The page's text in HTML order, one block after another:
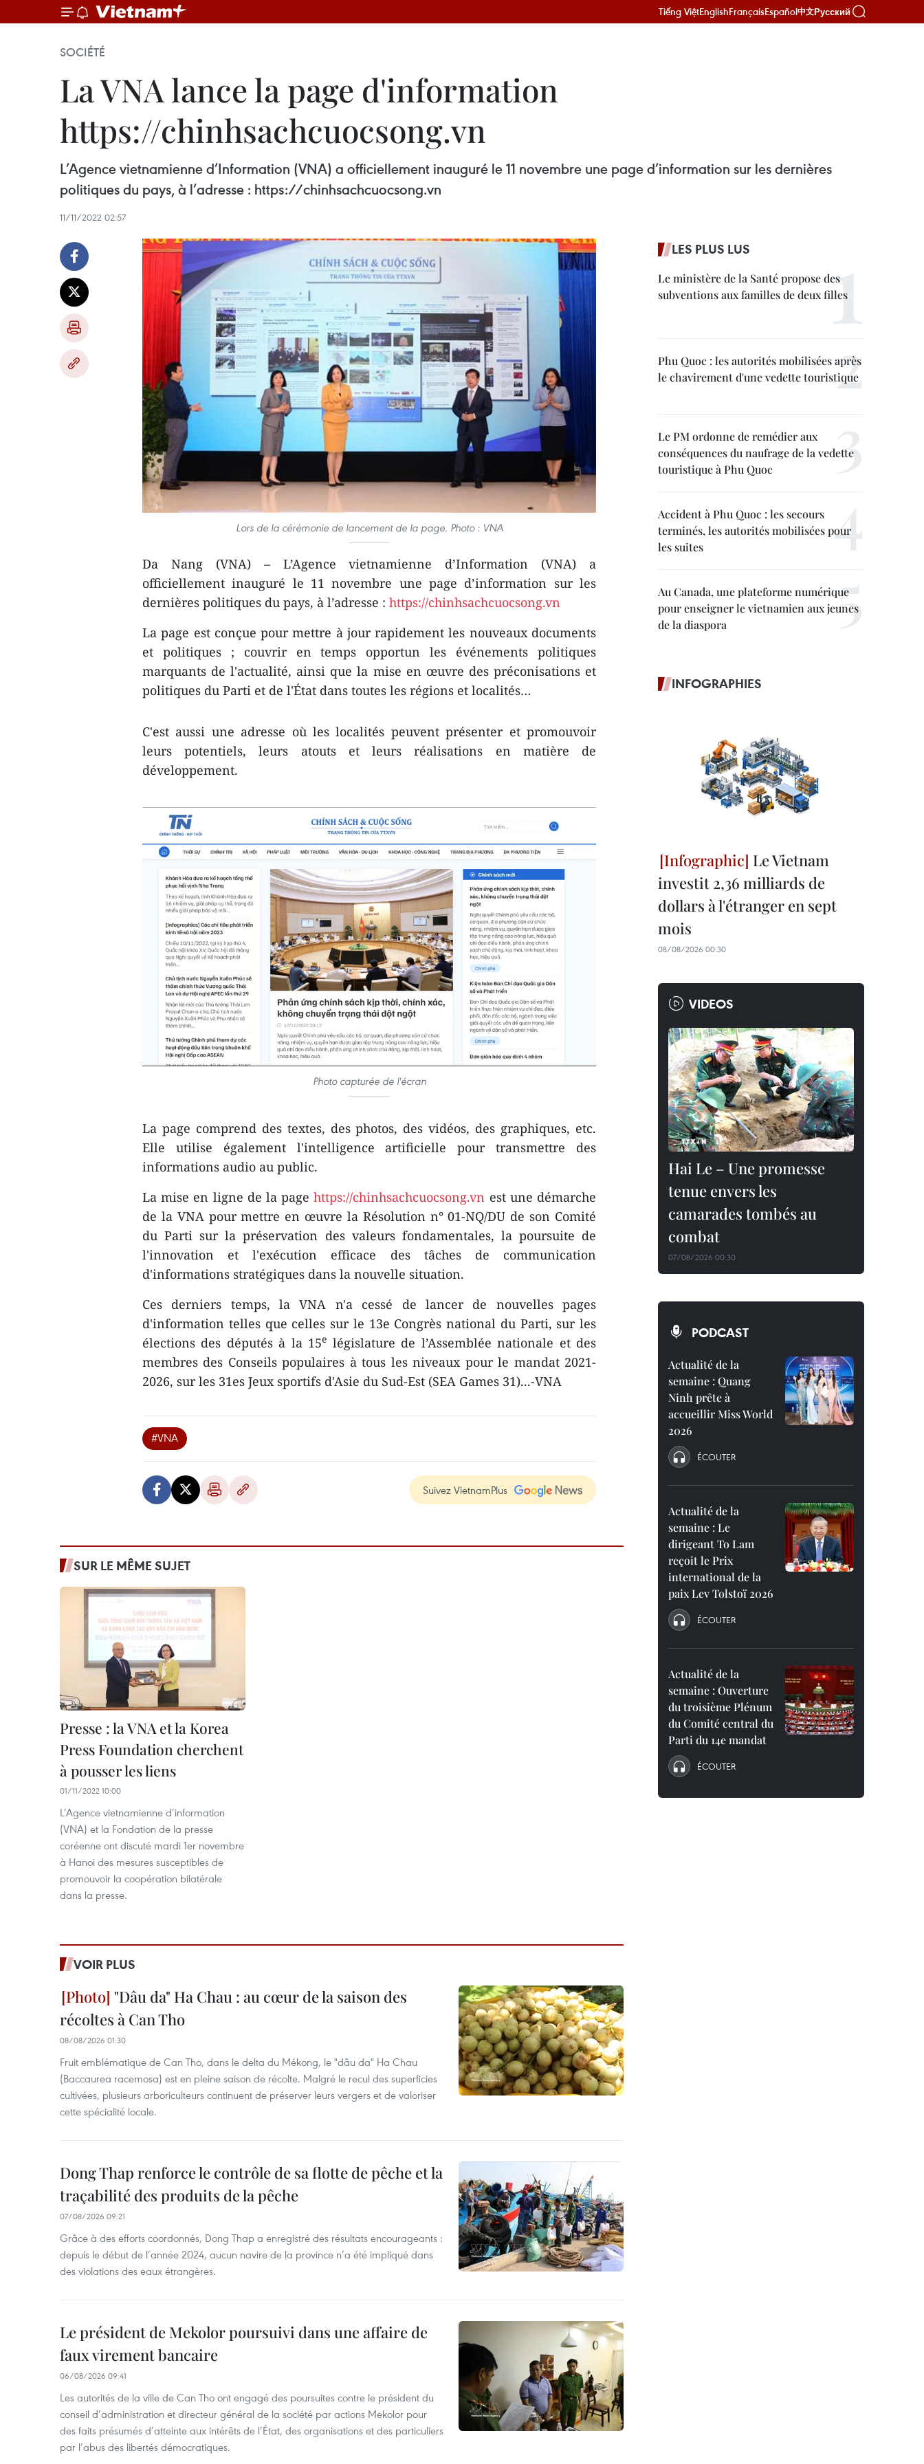
Tiếng ViệtEnglishFrançaisEspañol中文Русский
SOCIÉTÉ
La VNA lance la page d'information
https://chinhsachcuocsong.vn
L’Agence vietnamienne d’Information (VNA) a officiellement inauguré le 11 novembre une page d’information sur les dernières
politiques du pays, à l’adresse : https://chinhsachcuocsong.vn
11/11/2022 02:57
Lors de la cérémonie de lancement de la page. Photo : VNA
Da Nang (VNA) – L’Agence vietnamienne d’Information (VNA) a
officiellement inauguré le 11 novembre une page d’information sur les
dernières politiques du pays, à l’adresse : https://chinhsachcuocsong.vn
La page est conçue pour mettre à jour rapidement les nouveaux documents
et politiques ; couvrir en temps opportun les événements politiques
marquants de l'actualité, ainsi que la mise en œuvre des préconisations et
politiques du Parti et de l'État dans toutes les régions et localités…
C'est aussi une adresse où les localités peuvent présenter et promouvoir
leurs potentiels, leurs atouts et leurs réalisations en matière de
développement.
Photo capturée de l'écran
La page comprend des textes, des photos, des vidéos, des graphiques, etc.
Elle utilise également l'intelligence artificielle pour transmettre des
informations audio au public.
La mise en ligne de la pagehttps://chinhsachcuocsong.vn est une démarche
de la VNA pour mettre en œuvre la Résolution n° 01-NQ/DU de son Comité
du Parti sur la préservation des valeurs fondamentales, la poursuite de
l'innovation et l'exécution efficace des tâches de communication
d'informations stratégiques dans la nouvelle situation.
Ces derniers temps, la VNA n'a cessé de lancer de nouvelles pages
d'information telles que celles sur le 13e Congrès national du Parti, sur les
élections des députés à la 15e législature de l’Assemblée nationale et des
membres des Conseils populaires à tous les niveaux pour le mandat 2021-
2026, sur les 31es Jeux sportifs d'Asie du Sud-Est (SEA Games 31)...-VNA
#VNA
Suivez VietnamPlus
SUR LE MÊME SUJET
Presse : la VNA et la Korea
Press Foundation cherchent
à pousser les liens
01/11/2022 10:00
L’Agence vietnamienne d’information
(VNA) et la Fondation de la presse
coréenne ont discuté mardi 1er novembre
à Hanoi des mesures susceptibles de
promouvoir la coopération bilatérale
dans la presse.
VOIR PLUS
"Dâu da" Ha Chau : au cœur de la saison des
récoltes à Can Tho
08/08/2026 01:30
Fruit emblématique de Can Tho, dans le delta du Mékong, le "dâu da" Ha Chau
(Baccaurea racemosa) est en pleine saison de récolte. Malgré le recul des superficies
cultivées, plusieurs arboriculteurs continuent de préserver leurs vergers et de valoriser
cette spécialité locale.
Dong Thap renforce le contrôle de sa flotte de pêche et la
traçabilité des produits de la pêche
07/08/2026 09:21
Grâce à des efforts coordonnés, Dong Thap a enregistré des résultats encourageants :
depuis le début de l’année 2024, aucun navire de la province n’a été impliqué dans
des violations des eaux étrangères.
Le président de Mekolor poursuivi dans une affaire de
faux virement bancaire
06/08/2026 09:41
Les autorités de la ville de Can Tho ont engagé des poursuites contre le président du
conseil d’administration et directeur général de la société par actions Mekolor pour
des faits présumés d’atteinte aux intérêts de l’État, des organisations et des particuliers
par l’abus des libertés démocratiques.
LES PLUS LUS
Le ministère de la Santé propose des
subventions aux familles de deux filles
Phu Quoc : les autorités mobilisées après
le chavirement d'une vedette touristique
Le PM ordonne de remédier aux
conséquences du naufrage de la vedette
touristique à Phu Quoc
Accident à Phu Quoc : les secours
terminés, les autorités mobilisées pour
les suites
Au Canada, une plateforme numérique
pour enseigner le vietnamien aux jeunes
de la diaspora
INFOGRAPHIES
Le Vietnam
investit 2,36 milliards de
dollars à l'étranger en sept
mois
08/08/2026 00:30
VIDEOS
Hai Le – Une promesse
tenue envers les
camarades tombés au
combat
07/08/2026 00:30
PODCAST
Actualité de la
semaine : Quang
Ninh prête à
accueillir Miss World
2026
ÉCOUTER
Actualité de la
semaine : Le
dirigeant To Lam
reçoit le Prix
international de la
paix Lev Tolstoï 2026
ÉCOUTER
Actualité de la
semaine : Ouverture
du troisième Plénum
du Comité central du
Parti du 14e mandat
ÉCOUTER